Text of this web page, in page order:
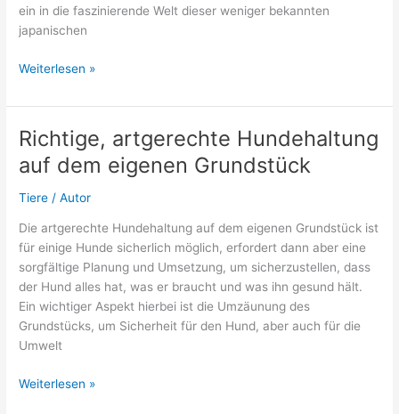
ein in die faszinierende Welt dieser weniger bekannten
japanischen
Seltene
Hunderassen
Weiterlesen »
Richtige, artgerechte Hundehaltung
auf dem eigenen Grundstück
Tiere /Autor
Die artgerechte Hundehaltung auf dem eigenen Grundstück ist
für einige Hunde sicherlich möglich, erfordert dann aber eine
sorgfältige Planung und Umsetzung, um sicherzustellen, dass
der Hund alles hat, was er braucht und was ihn gesund hält.
Ein wichtiger Aspekt hierbei ist die Umzäunung des
Grundstücks, um Sicherheit für den Hund, aber auch für die
Umwelt
Richtige,
Weiterlesen »